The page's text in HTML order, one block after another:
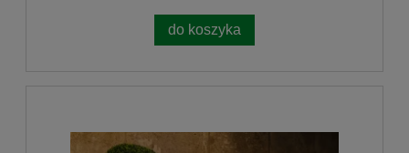
do koszyka